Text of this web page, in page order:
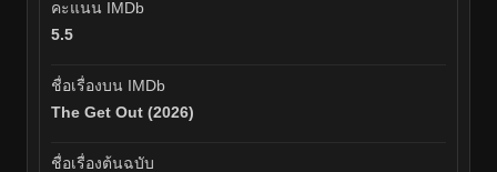
คะแนน IMDb
5.5
ชื่อเรื่องบน IMDb
The Get Out (2026)
ชื่อเรื่องต้นฉบับ